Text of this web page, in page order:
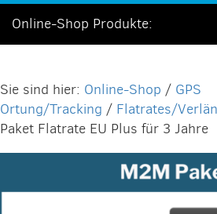
Online-Shop Produkte:
Online-Shop / GPS
Ortung/Tracking / Flatrates/
Paket Flatrate EU Plus für 3 Jahre